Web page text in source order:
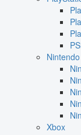
Nintendo
Xbox